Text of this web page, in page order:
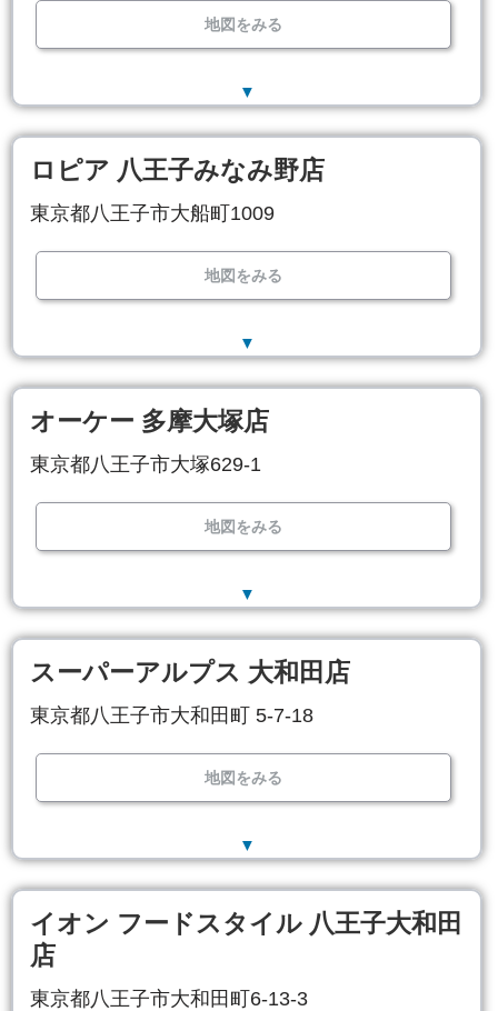
地図をみる
▼
ロピア 八王子みなみ野店
東京都八王子市大船町1009
地図をみる
▼
オーケー 多摩大塚店
東京都八王子市大塚629-1
地図をみる
▼
スーパーアルプス 大和田店
東京都八王子市大和田町 5-7-18
地図をみる
▼
イオン フードスタイル 八王子大和田
店
東京都八王子市大和田町6-13-3